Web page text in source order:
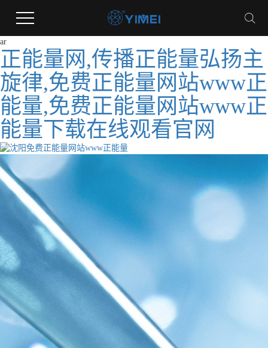
ar
正能量网,传播正能量弘扬主
旋律,免费正能量网站www正
能量,免费正能量网站www正
能量下载在线观看官网